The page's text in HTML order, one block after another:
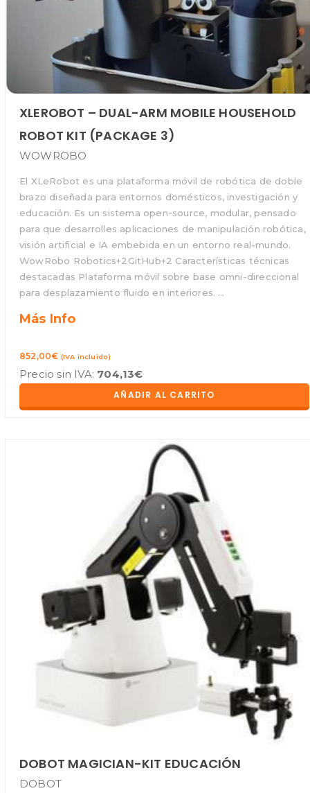
XLEROBOT – DUAL-ARM MOBILE HOUSEHOLD
ROBOT KIT (PACKAGE 3)
WOWROBO
El XLeRobot es una plataforma móvil de robótica de doble
brazo diseñada para entornos domésticos, investigación y
educación. Es un sistema open-source, modular, pensado
para que desarrolles aplicaciones de manipulación robótica,
visión artificial e IA embebida en un entorno real-mundo.
WowRobo Robotics+2GitHub+2 Características técnicas
destacadas Plataforma móvil sobre base omni-direccional
para desplazamiento fluido en interiores. …
Más InfoXLeRobot
Dual-
Arm
Mobile
(package
852,00€ (IVA incluido)
Precio sin IVA: 704,13€
AÑADIR AL CARRITO
DOBOT MAGICIAN-KIT EDUCACIÓN
DOBOT